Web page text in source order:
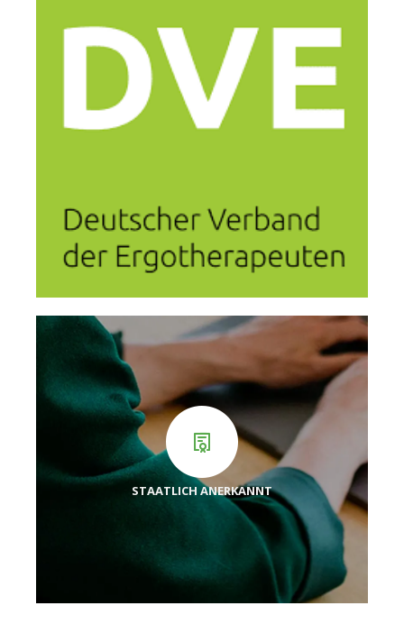
STAATLICH ANERKANNT